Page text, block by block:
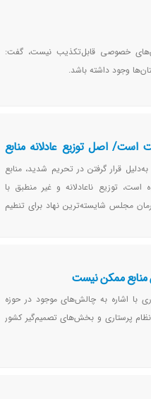
خصوصی قابل‌تکذیب نیست، گفت:
وجود داشته باشد.
است/ اصل توزیع عادلانه منابع
قرار گرفتن در تحریم شدید، منابع
توزیع ناعادلانه و غیر منطبق با
مجلس شایسته‌ترین نهاد برای تنطیم
ممکن نیست
اشاره به چالش‌های موجود در حوزه
پرستاری و بخش‌های تصمیم‌گیر کشور